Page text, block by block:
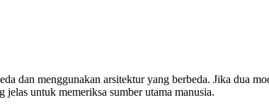
dan menggunakan arsitektur yang berbeda. Jika dua
untuk memeriksa sumber utama manusia.